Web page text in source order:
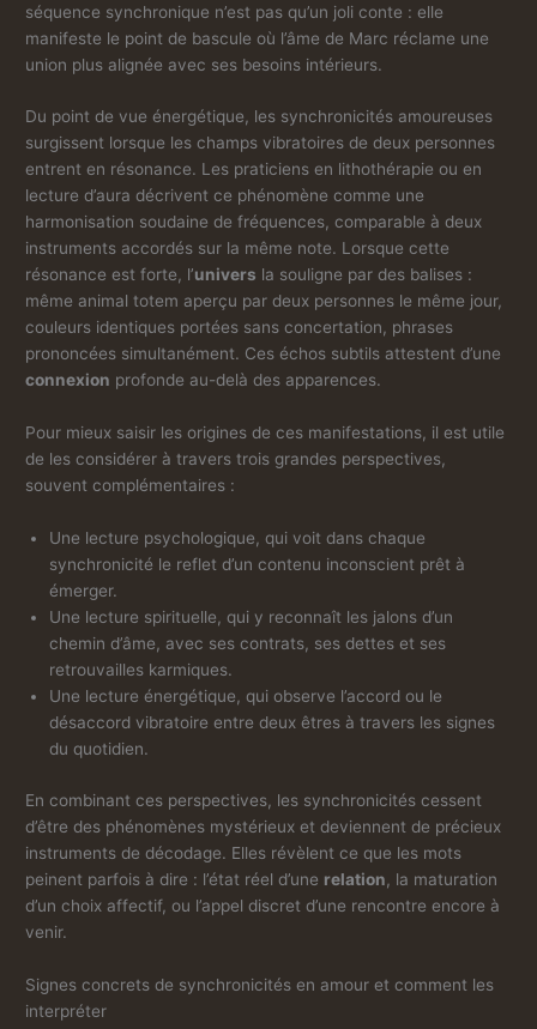
séquence synchronique n’est pas qu’un joli conte : elle
manifeste le point de bascule où l’âme de Marc réclame une
union plus alignée avec ses besoins intérieurs.
Du point de vue énergétique, les synchronicités amoureuses
surgissent lorsque les champs vibratoires de deux personnes
entrent en résonance. Les praticiens en lithothérapie ou en
lecture d’aura décrivent ce phénomène comme une
harmonisation soudaine de fréquences, comparable à deux
instruments accordés sur la même note. Lorsque cette
résonance est forte, l’univers la souligne par des balises :
même animal totem aperçu par deux personnes le même jour,
couleurs identiques portées sans concertation, phrases
prononcées simultanément. Ces échos subtils attestent d’une
connexion profonde au-delà des apparences.
Pour mieux saisir les origines de ces manifestations, il est utile
de les considérer à travers trois grandes perspectives,
souvent complémentaires :
Une lecture psychologique, qui voit dans chaque
synchronicité le reflet d’un contenu inconscient prêt à
émerger.
Une lecture spirituelle, qui y reconnaît les jalons d’un
chemin d’âme, avec ses contrats, ses dettes et ses
retrouvailles karmiques.
Une lecture énergétique, qui observe l’accord ou le
désaccord vibratoire entre deux êtres à travers les signes
du quotidien.
En combinant ces perspectives, les synchronicités cessent
d’être des phénomènes mystérieux et deviennent de précieux
instruments de décodage. Elles révèlent ce que les mots
peinent parfois à dire : l’état réel d’une relation , la maturation
d’un choix affectif, ou l’appel discret d’une rencontre encore à
venir.
Signes concrets de synchronicités en amour et comment les
interpréter